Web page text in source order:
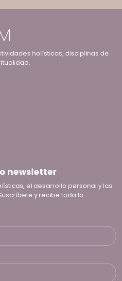
holísticas, disciplinas de
newsletter
el desarrollo personal y las
y recibe toda la